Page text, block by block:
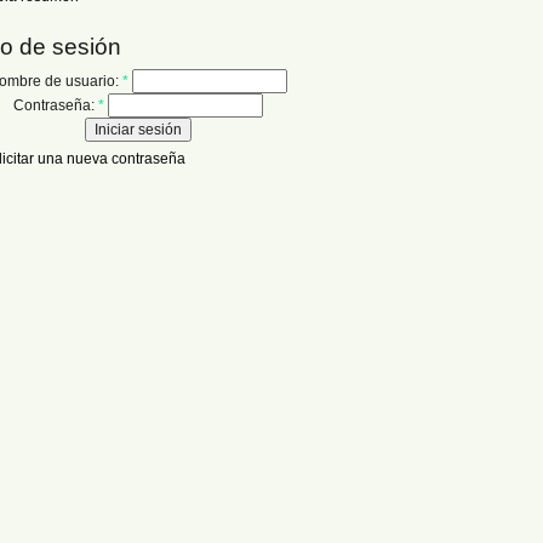
de sesión
de usuario: *
Contraseña: *
una nueva contraseña